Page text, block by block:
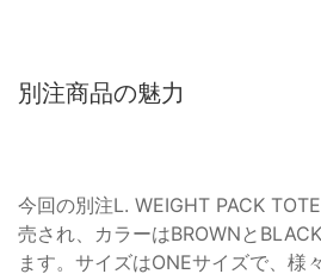
別注商品の魅力
今回の別注L. WEIGHT PACK
売され、カラーはBROWNと
ます。サイズはONEサイズで、様